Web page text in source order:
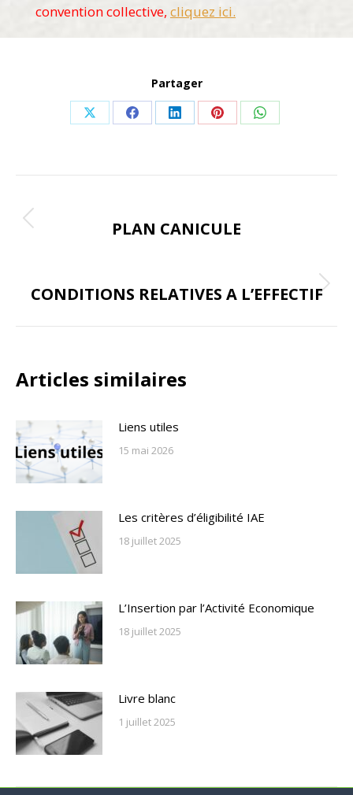
convention collective, cliquez ici.
Partager
Share
X
Share
Facebook
Share
LinkedIn
Share
Pinterest
Share
WhatsApp
de
Onglet
PLAN CANICULE
Onglet
CONDITIONS RELATIVES A L’EFFECTIF
Articles similaires
Liens utiles
15 mai 2026
Les critères d’éligibilité IAE
18 juillet 2025
L’Insertion par l’Activité Economique
18 juillet 2025
Livre blanc
1 juillet 2025